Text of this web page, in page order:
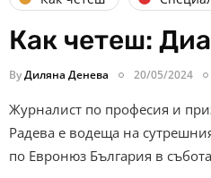
Как четеш:
ByДиляна Денева 20/05/2024
Журналист по професия и
Радева е водеща на
по Евронюз България в